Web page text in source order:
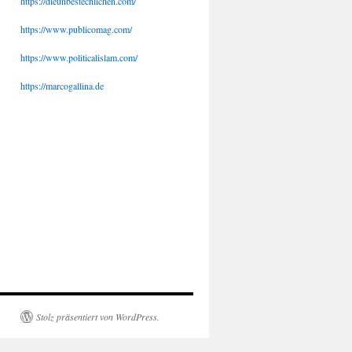
https://www.publicomag.com/
https://www.politicalislam.com/
https://marcogallina.de
Stolz präsentiert von WordPress.